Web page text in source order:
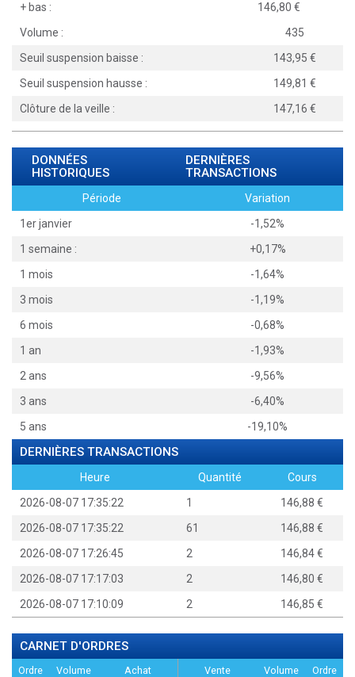
+ bas :
146,80
Volume :
435
Seuil suspension baisse :
143,95
Seuil suspension hausse :
149,81
Clôture de la veille :
147,16
DONNÉES
HISTORIQUES
DERNIÈRES
TRANSACTIONS
Période
Variation
1er janvier
-1,52%
1 semaine :
+0,17%
1 mois
-1,64%
3 mois
-1,19%
6 mois
-0,68%
1 an
-1,93%
2 ans
-9,56%
3 ans
-6,40%
5 ans
-19,10%
DERNIÈRES TRANSACTIONS
Heure Quantité
Cours
2026-08-07 17:35:22
1
146,88
2026-08-07 17:35:22
61
146,88
2026-08-07 17:26:45
2
146,84
2026-08-07 17:17:03
2
146,80
2026-08-07 17:10:09
2 146,85
CARNET D'ORDRES
Ordre Volume
Achat
Vente Volume
Ordre